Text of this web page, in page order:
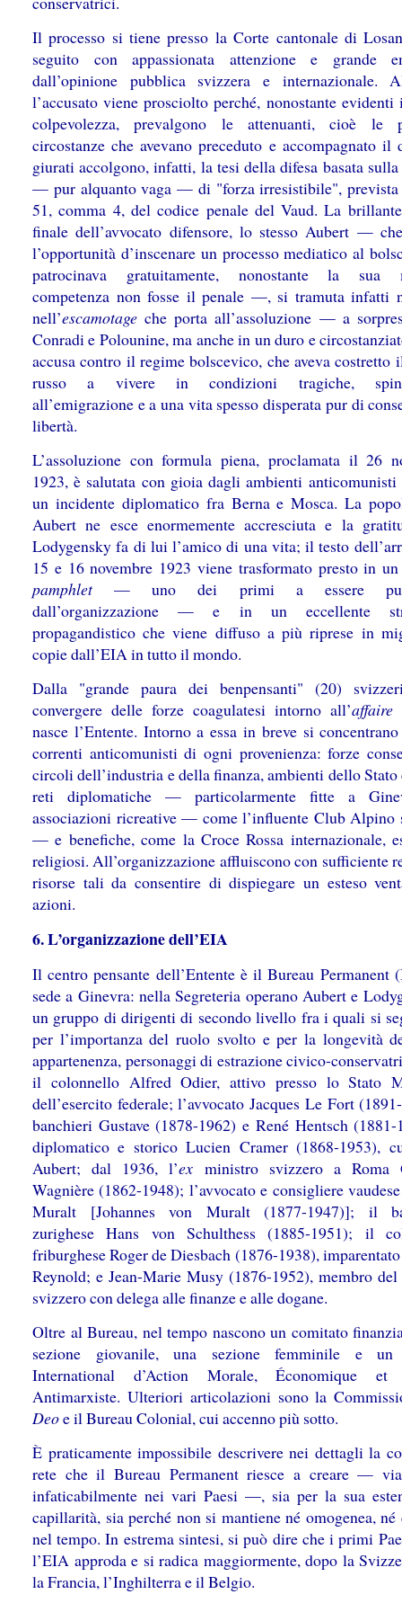
Il processo si tiene presso la Corte cantonale di
seguito con appassionata attenzione e grande
dall’opinione pubblica svizzera e internazionale.
l’accusato viene prosciolto perché, nonostante
colpevolezza, prevalgono le attenuanti, cioè le
circostanze che avevano preceduto e accompagnato il
giurati accolgono, infatti, la tesi della difesa basata
— pur alquanto vaga — di "forza irresistibile", prevista
51, comma 4, del codice penale del Vaud. La
finale dell’avvocato difensore, lo stesso Aubert —
l’opportunità d’inscenare un processo mediatico al
patrocinava gratuitamente, nonostante la sua
competenza non fosse il penale —, si tramuta infatti
nell’escamotage che porta all’assoluzione — a
Conradi e Polounine, ma anche in un duro e
accusa contro il regime bolscevico, che aveva costretto
russo a vivere in condizioni tragiche,
all’emigrazione e a una vita spesso disperata pur di
libertà.
L’assoluzione con formula piena, proclamata il 26
1923, è salutata con gioia dagli ambienti anticomunisti
un incidente diplomatico fra Berna e Mosca. La
Aubert ne esce enormemente accresciuta e la
Lodygensky fa di lui l’amico di una vita; il testo
15 e 16 novembre 1923 viene trasformato presto in
pamphlet— uno dei primi a essere
dall’organizzazione — e in un eccellente
propagandistico che viene diffuso a più riprese in
copie dall’EIA in tutto il mondo.
Dalla "grande paura dei benpensanti" (20)
convergere delle forze coagulatesi intorno all’affaire
nasce l’Entente. Intorno a essa in breve si
correnti anticomunisti di ogni provenienza: forze
circoli dell’industria e della finanza, ambienti dello Stato
reti diplomatiche — particolarmente fitte a
associazioni ricreative — come l’influente Club Alpino
— e benefiche, come la Croce Rossa internazionale,
religiosi. All’organizzazione affluiscono con sufficiente
risorse tali da consentire di dispiegare un esteso
azioni.
6. L’organizzazione dell’EIA
Il centro pensante dell’Entente è il Bureau Permanent
sede a Ginevra: nella Segreteria operano Aubert e
un gruppo di dirigenti di secondo livello fra i quali si
per l’importanza del ruolo svolto e per la longevità
appartenenza, personaggi di estrazione civico-
il colonnello Alfred Odier, attivo presso lo Stato
dell’esercito federale; l’avvocato Jacques Le Fort
banchieri Gustave (1878-1962) e René Hentsch
diplomatico e storico Lucien Cramer (1868-1953),
Aubert; dal 1936, l’ex ministro svizzero a Roma
Wagnière (1862-1948); l’avvocato e consigliere
Muralt [Johannes von Muralt (1877-1947)]; il
zurighese Hans von Schulthess (1885-1951); il
friburghese Roger de Diesbach (1876-1938),
Reynold; e Jean-Marie Musy (1876-1952), membro del
svizzero con delega alle finanze e alle dogane.
Oltre al Bureau, nel tempo nascono un comitato
sezione giovanile, una sezione femminile e un
International d’Action Morale, Économique et
Antimarxiste. Ulteriori articolazioni sono la
Deoe il Bureau Colonial, cui accenno più sotto.
È praticamente impossibile descrivere nei dettagli la
rete che il Bureau Permanent riesce a creare —
infaticabilmente nei vari Paesi —, sia per la sua
capillarità, sia perché non si mantiene né omogenea, né
nel tempo. In estrema sintesi, si può dire che i primi
l’EIA approda e si radica maggiormente, dopo la
la Francia, l’Inghilterra e il Belgio.